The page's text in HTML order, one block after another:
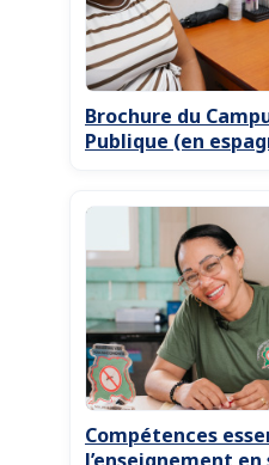
Brochure du
Publique (en
Compétences